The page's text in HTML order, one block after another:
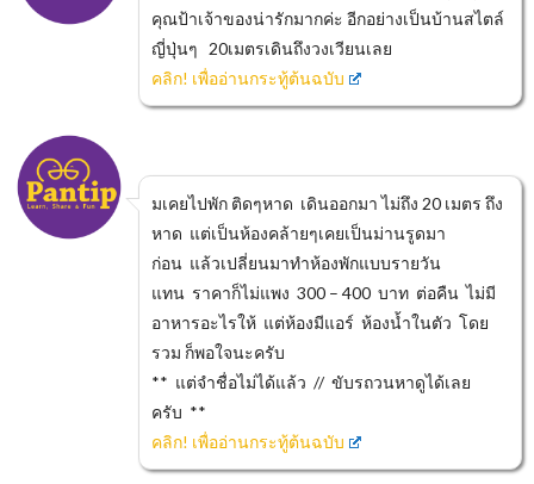
คุณป้าเจ้าของน่ารักมากค่ะ อีกอย่างเป็นบ้านสไตล์
ญี่ปุ่นๆ 20เมตรเดินถึงวงเวียนเลย
คลิก! เพื่ออ่านกระทู้ต้นฉบับ
มเคยไปพัก ติดๆหาด เดินออกมา ไม่ถึง 20 เมตร ถึง
หาด แต่เป็นห้องคล้ายๆเคยเป็นม่านรูดมา
ก่อน แล้วเปลี่ยนมาทำห้องพักแบบรายวัน
แทน ราคาก็ไม่แพง 300 – 400 บาท ต่อคืน ไม่มี
อาหารอะไรให้ แต่ห้องมีแอร์ ห้องน้ำในตัว โดย
รวม ก็พอใจนะครับ
** แต่จำชื่อไม่ได้แล้ว // ขับรถวนหาดูได้เลย
ครับ **
คลิก! เพื่ออ่านกระทู้ต้นฉบับ